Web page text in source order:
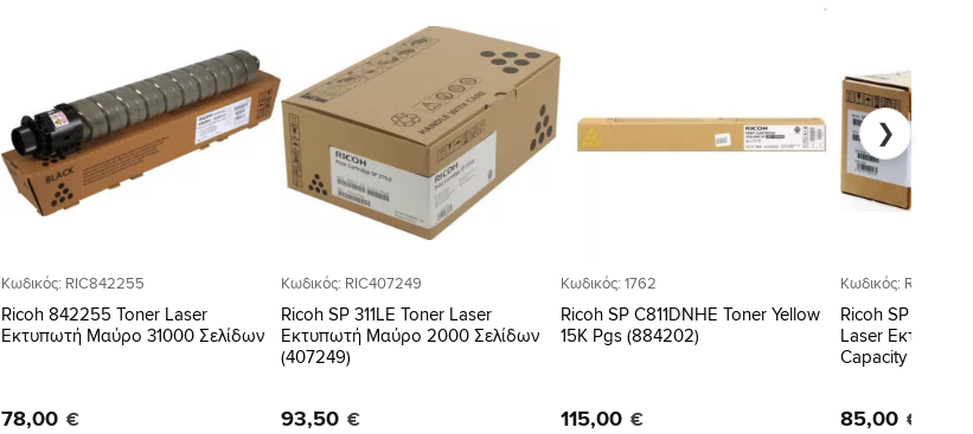
Κωδικός: RIC842255
Ricoh 842255 Toner Laser
Εκτυπωτή Μαύρο 31000 Σελίδων
78,00 €
Επιθυμιών
Κωδικός: RIC407249
Ricoh SP 311LE Toner Laser
Εκτυπωτή Μαύρο 2000 Σελίδων
(407249)
93,50 €
Κωδικός: 1762
Ricoh SP C811DNHE Toner Yellow
15K Pgs (884202)
115,00 €
Κωδικός:
Ricoh SP
Laser
Capacity 5000
85,00 €
❯